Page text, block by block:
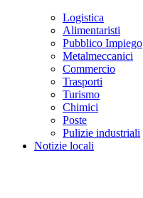
Logistica
Alimentaristi
Pubblico Impiego
Metalmeccanici
Commercio
Trasporti
Turismo
Chimici
Poste
Pulizie industriali
Notizie locali